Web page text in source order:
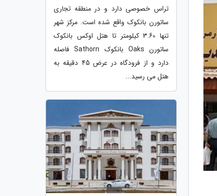
تراس خصوصی دارد و در منطقه تجاری
ساتورن بانکوک واقع شده است. مرکز شهر
تنها 3.60 کیلومتر تا هتل اوکس بانکوک
ساتورن Oaks بانکوک Sathorn فاصله
دارد و از فرودگاه در عرض 45 دقیقه به
هتل می رسید...